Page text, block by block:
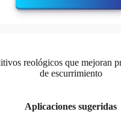
reológicos que mejoran
de escurrimiento
Aplicaciones sugeridas